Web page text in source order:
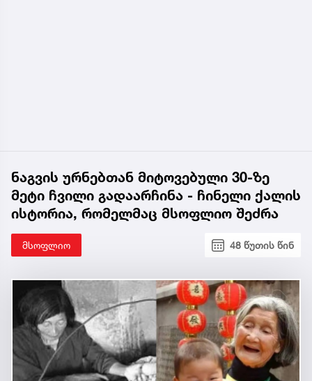
ნაგვის ურნებთან მიტოვებული 30-ზე
მეტი ჩვილი გადაარჩინა - ჩინელი ქალის
ისტორია, რომელმაც მსოფლიო შეძრა
მსოფლიო 48 წუთის წინ